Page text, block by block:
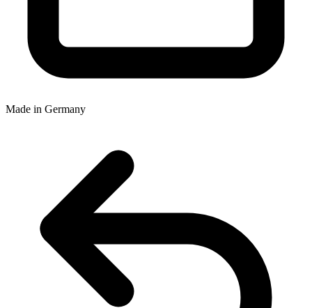
Made in Germany